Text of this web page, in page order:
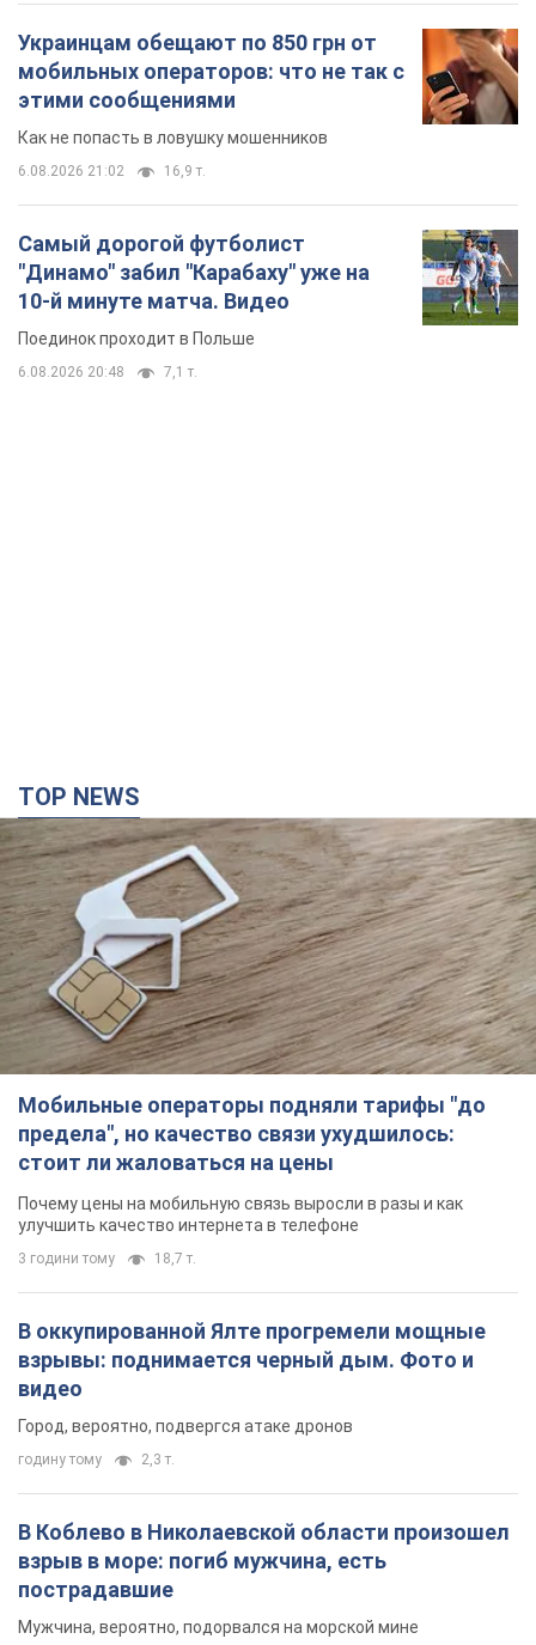
Украинцам обещают по 850 грн от
мобильных операторов: что не так с
этими сообщениями
Как не попасть в ловушку мошенников
6.08.2026 21:02 16,9 т.
Самый дорогой футболист
"Динамо" забил "Карабаху" уже на
10-й минуте матча. Видео
Поединок проходит в Польше
6.08.2026 20:48 7,1 т.
TOP NEWS
Мобильные операторы подняли тарифы "до
предела", но качество связи ухудшилось:
стоит ли жаловаться на цены
Почему цены на мобильную связь выросли в разы и как
улучшить качество интернета в телефоне
3 години тому 18,7 т.
В оккупированной Ялте прогремели мощные
взрывы: поднимается черный дым. Фото и
видео
Город, вероятно, подвергся атаке дронов
годину тому 2,3 т.
В Коблево в Николаевской области произошел
взрыв в море: погиб мужчина, есть
пострадавшие
Мужчина, вероятно, подорвался на морской мине